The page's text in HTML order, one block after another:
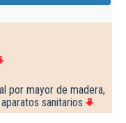
por mayor de madera,
sanitarios